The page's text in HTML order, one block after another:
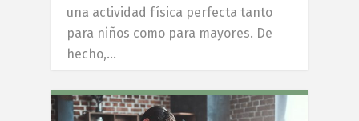
una actividad física perfecta tanto
para niños como para mayores. De
hecho,…
7